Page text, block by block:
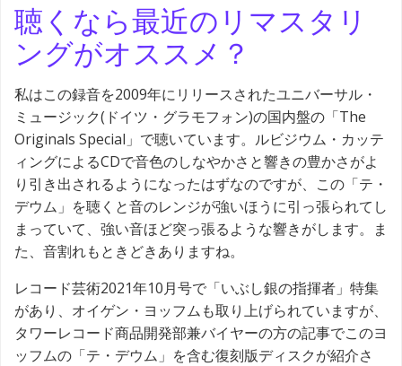
聴くなら最近のリマスタリ
ングがオススメ？
私はこの録音を2009年にリリースされたユニバーサル・
ミュージック(ドイツ・グラモフォン)の国内盤の「The
Originals Special」で聴いています。ルビジウム・カッテ
ィングによるCDで音色のしなやかさと響きの豊かさがよ
り引き出されるようになったはずなのですが、この「テ・
デウム」を聴くと音のレンジが強いほうに引っ張られてし
まっていて、強い音ほど突っ張るような響きがします。ま
た、音割れもときどきありますね。
レコード芸術2021年10月号で「いぶし銀の指揮者」特集
があり、オイゲン・ヨッフムも取り上げられていますが、
タワーレコード商品開発部兼バイヤーの方の記事でこのヨ
ッフムの「テ・デウム」を含む復刻版ディスクが紹介さ